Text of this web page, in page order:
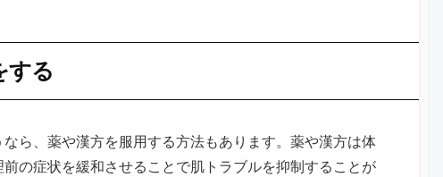
する
ら、薬や漢方を服用する方法もあります。薬や漢方は体
の症状を緩和させることで肌トラブルを抑制することが